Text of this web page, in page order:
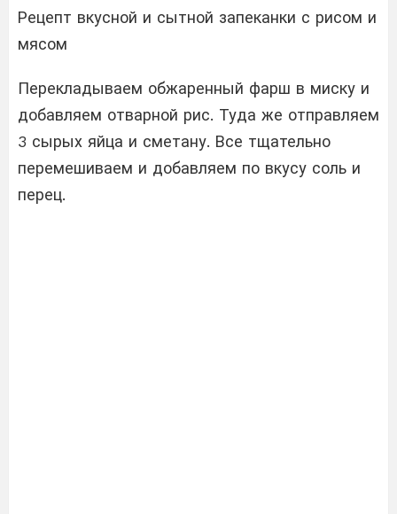
Рецепт вкусной и сытной запеканки с рисом и
мясом
Перекладываем обжаренный фарш в миску и
добавляем отварной рис. Туда же отправляем
3 сырых яйца и сметану. Все тщательно
перемешиваем и добавляем по вкусу соль и
перец.